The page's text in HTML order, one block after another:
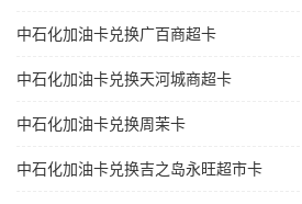
中石化加油卡兑换广百商超卡
中石化加油卡兑换天河城商超卡
中石化加油卡兑换周茉卡
中石化加油卡兑换吉之岛永旺超市卡